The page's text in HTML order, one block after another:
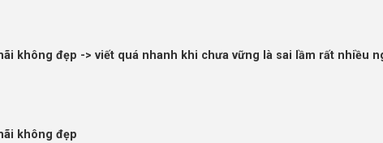
không đẹp -> viết quá nhanh khi chưa vững là sai lầm rất nhiều
không đẹp